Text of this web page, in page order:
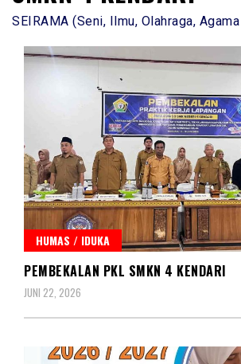
SEIRAMA (Seni, Ilmu, Olahraga,
HUMAS / IDUKA
PEMBEKALAN PKL SMKN 4 KENDARI
JUNI 22, 2026